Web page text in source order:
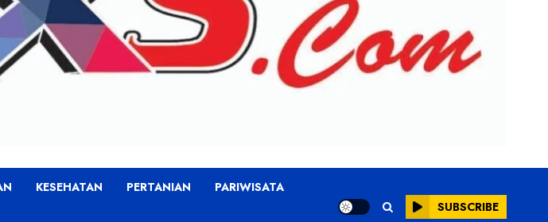
KESEHATAN PERTANIAN PARIWISATA
SUBSCRIBE